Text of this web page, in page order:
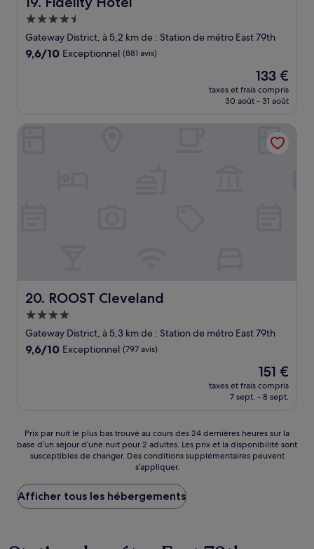
Hébergement
4.5 étoiles
Gateway District, à 5,2 km de : Station de métro East 79th
9.6
9,6/10 Exceptionnel (881 avis)
Le
nouveau
prix
de
133 €
133 €
taxes et frais compris
30 août - 31 août
20. ROOST Cleveland
ROOST Cleveland
Hébergement
4.0 étoiles
Gateway District, à 5,3 km de : Station de métro East 79th
9.6
9,6/10 Exceptionnel (797 avis)
Le
nouveau
prix
151 €
151 €
taxes et frais compris
7 sept. - 8 sept.
Prix
par
nuit
plus
bas
trouvé
Prix par nuit le plus bas trouvé au cours des 24 dernières heures sur la
base d’un séjour d’une nuit pour 2 adultes. Les prix et la disponibilité sont
susceptibles de changer. Des conditions supplémentaires peuvent
s’appliquer.
Afficher tous les hébergements